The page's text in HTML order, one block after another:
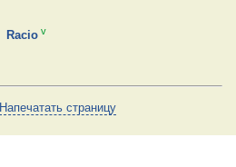
Racio v
Напечатать страницу